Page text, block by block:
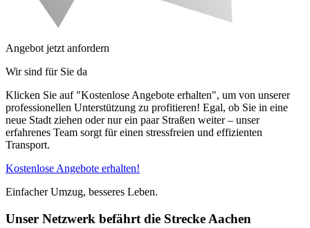
Angebot jetzt anfordern
Wir sind für Sie da
Klicken Sie auf "Kostenlose Angebote erhalten", um von unserer
professionellen Unterstützung zu profitieren! Egal, ob Sie in eine
neue Stadt ziehen oder nur ein paar Straßen weiter – unser
erfahrenes Team sorgt für einen stressfreien und effizienten
Transport.
Kostenlose Angebote erhalten!
Einfacher Umzug, besseres Leben.
Unser Netzwerk befährt die Strecke Aachen